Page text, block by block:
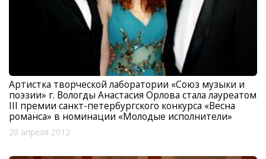
Артистка творческой лаборатории «Союз музыки и
поэзии» г. Вологды Анастасия Орлова стала лауреатом
III премии санкт-петербургского конкурса «Весна
романса» в номинации «Молодые исполнители»
20 апреля 2012